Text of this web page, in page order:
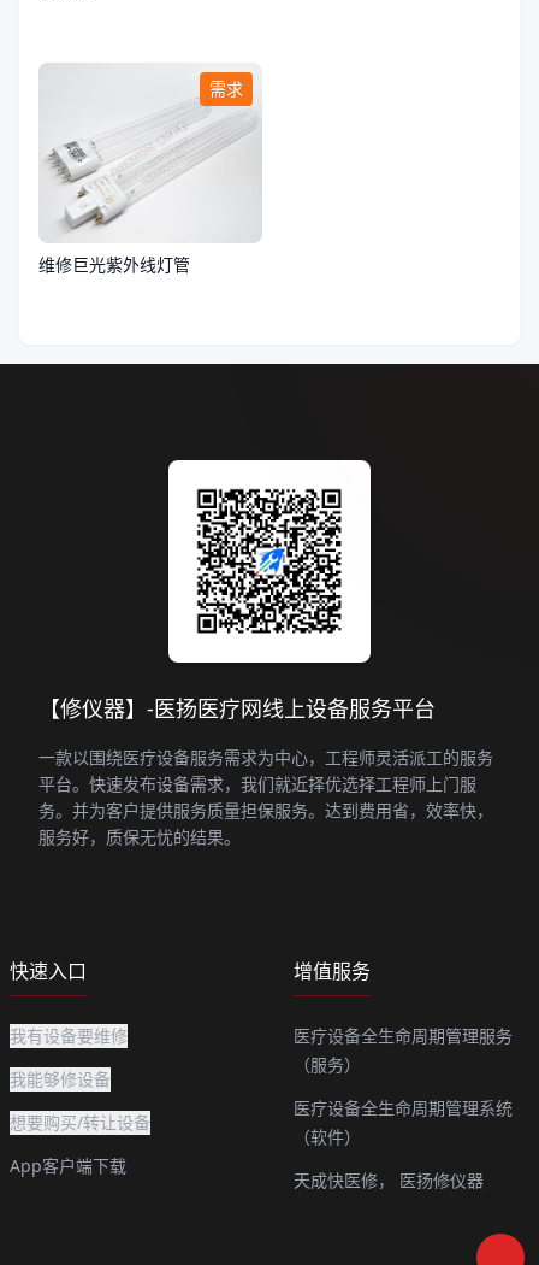
需求
维修巨光紫外线灯管
【修仪器】-医扬医疗网线上设备服务平台
一款以围绕医疗设备服务需求为中心，工程师灵活派工的服务
平台。快速发布设备需求，我们就近择优选择工程师上门服
务。并为客户提供服务质量担保服务。达到费用省，效率快，
服务好，质保无忧的结果。
快速入口
我有设备要维修
我能够修设备
想要购买/转让设备
App客户端下载
增值服务
医疗设备全生命周期管理服务
（服务）
医疗设备全生命周期管理系统
（软件）
天成快医修，
医扬修仪器